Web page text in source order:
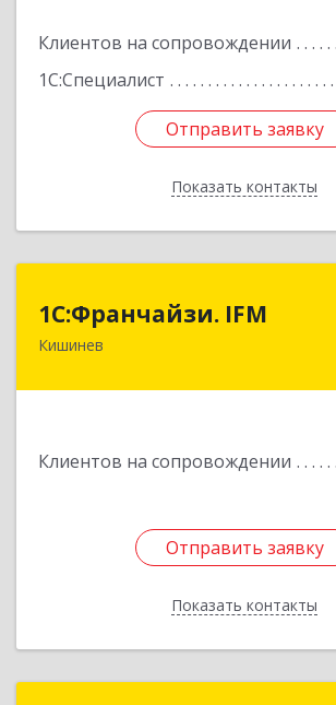
Клиентов на сопровождении
1С:Специалист
Отправить заявку
Показать контакты
Отправить заявку
Назад
1С:Франчайзи. IFM
Кишинев
Клиентов на сопровождении
Отправить заявку
Показать контакты
Отправить заявку
Назад